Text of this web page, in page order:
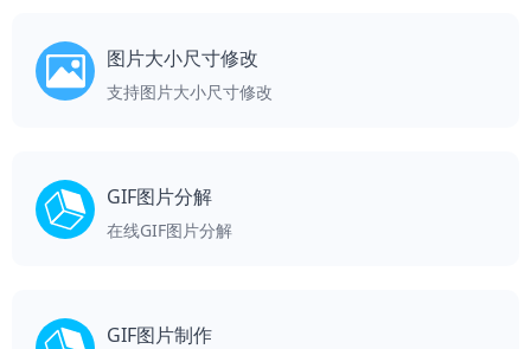
图片大小尺寸修改
支持图片大小尺寸修改
GIF图片分解
在线GIF图片分解
GIF图片制作